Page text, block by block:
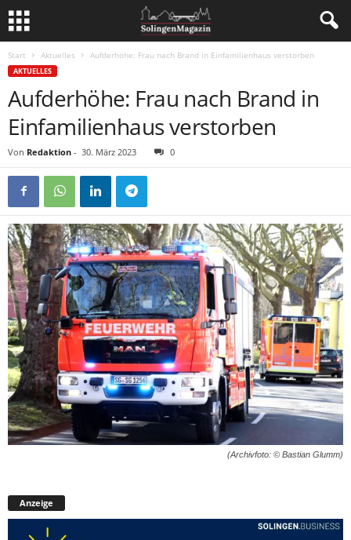
Start Aktuelles Aufderhöhe: Frau nach Brand in Einfamilienhaus verstorben
AKTUELLES
Aufderhöhe: Frau nach Brand in
Einfamilienhaus verstorben
Von Redaktion - 30. März 2023 0
(Archivfoto: © Bastian Glumm)
Anzeige